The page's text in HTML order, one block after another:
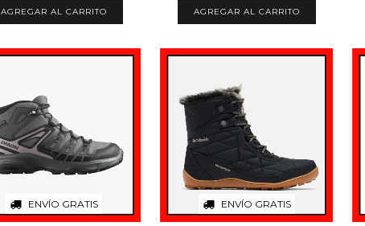
AGREGAR AL CARRITO AGREGAR AL CARRITO
ENVÍO GRATIS ENVÍO GRATIS